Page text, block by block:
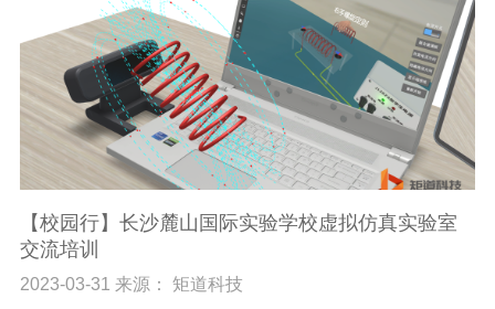
【校园行】长沙麓山国际实验学校虚拟仿真实验室
交流培训
2023-03-31 来源： 矩道科技